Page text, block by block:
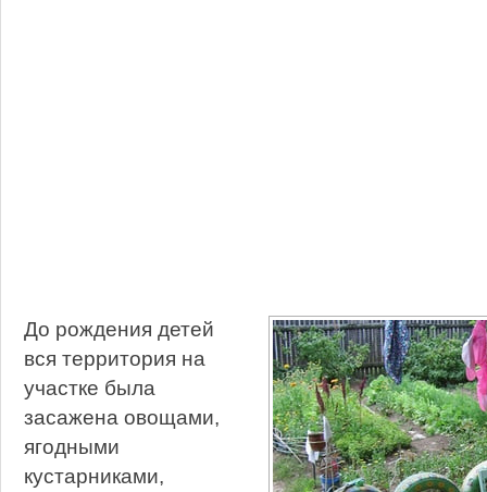
До рождения детей
вся территория на
участке была
засажена овощами,
ягодными
кустарниками,